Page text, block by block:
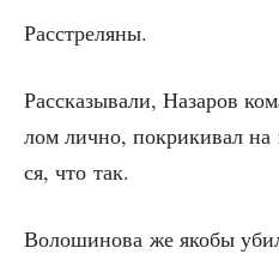
Рас­стре­ля­ны.
Рас­ска­зы­ва­ли, Наза­ров
лом лич­но, покри­ки­вал
ся, что так.
Воло­ши­но­ва же яко­бы